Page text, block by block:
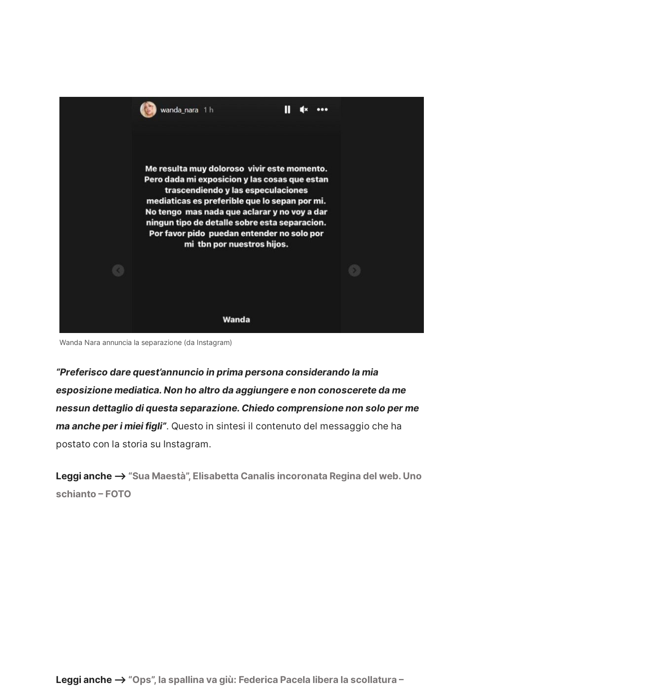
Wanda Nara annuncia la separazione (da Instagram)
“Preferisco dare quest’annuncio in prima persona considerando la mia
esposizione mediatica. Non ho altro da aggiungere e non conoscerete da me
nessun dettaglio di questa separazione. Chiedo comprensione non solo per me
ma anche per i miei figli”. Questo in sintesi il contenuto del messaggio che ha
postato con la storia su Instagram.
Leggi anche –> “Sua Maestà”, Elisabetta Canalis incoronata Regina del web. Uno
schianto – FOTO
Leggi anche –> “Ops”, la spallina va giù: Federica Pacela libera la scollatura –